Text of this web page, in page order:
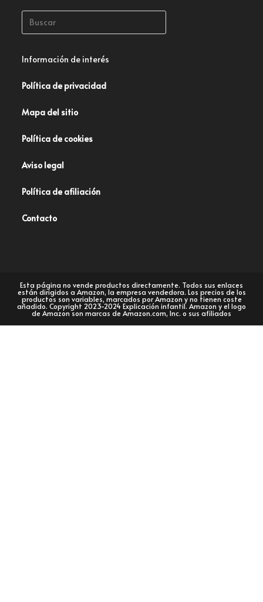
Información de interés
Política de privacidad
Mapa del sitio
Política de cookies
Aviso legal
Política de afiliación
Contacto
Esta página no vende productos directamente. Todos sus enlaces
están dirigidos a Amazon, la empresa vendedora. Los precios de los
productos son variables, marcados por Amazon y no tienen coste
añadido. Copyright 2023-2024 Explicación infantil. Amazon y el logo
de Amazon son marcas de Amazon.com, Inc. o sus afiliados